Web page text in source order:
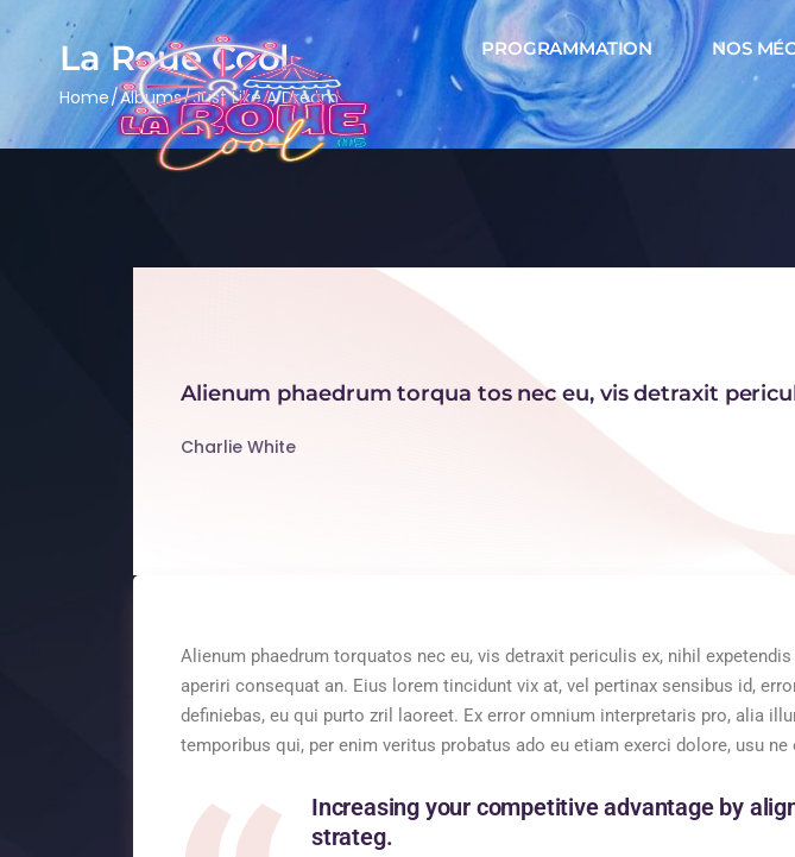
PROGRAMMATION NOS
La Roue Cool
Home Albums Just Like A Dream
Alienum phaedrum torqua tos nec eu, vis detraxit
Charlie White
Alienum phaedrum torquatos nec eu, vis detraxit periculis ex, nihil
aperiri consequat an. Eius lorem tincidunt vix at, vel pertinax sensibus id,
definiebas, eu qui purto zril laoreet. Ex error omnium interpretaris pro, alia
temporibus qui, per enim veritus probatus ado eu etiam exerci dolore, usu ne
Increasing your competitive advantage by
strateg.